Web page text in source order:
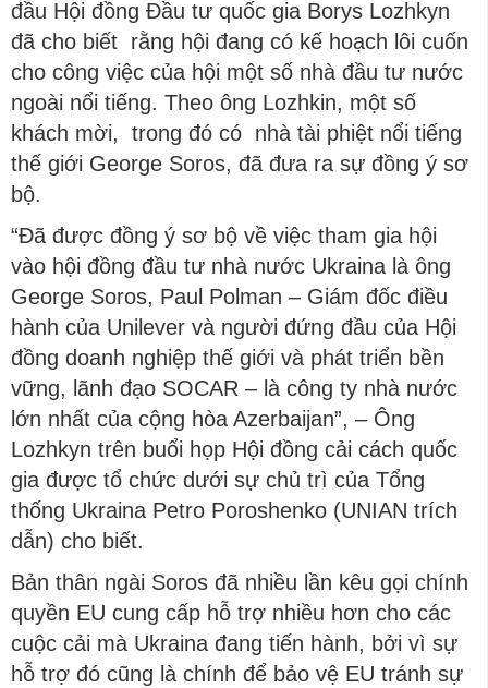
đầu Hội đồng Đầu tư quốc gia Borys Lozhkyn
đã cho biết rằng hội đang có kế hoạch lôi cuốn
cho công việc của hội một số nhà đầu tư nước
ngoài nổi tiếng. Theo ông Lozhkin, một số
khách mời, trong đó có nhà tài phiệt nổi tiếng
thế giới George Soros, đã đưa ra sự đồng ý sơ
bộ.
“Đã được đồng ý sơ bộ về việc tham gia hội
vào hội đồng đầu tư nhà nước Ukraina là ông
George Soros, Paul Polman – Giám đốc điều
hành của Unilever và người đứng đầu của Hội
đồng doanh nghiệp thế giới và phát triển bền
vững, lãnh đạo SOCAR – là công ty nhà nước
lớn nhất của cộng hòa Azerbaijan”, – Ông
Lozhkyn trên buổi họp Hội đồng cải cách quốc
gia được tổ chức dưới sự chủ trì của Tổng
thống Ukraina Petro Poroshenko (UNIAN trích
dẫn) cho biết.
Bản thân ngài Soros đã nhiều lần kêu gọi chính
quyền EU cung cấp hỗ trợ nhiều hơn cho các
cuộc cải mà Ukraina đang tiến hành, bởi vì sự
hỗ trợ đó cũng là chính để bảo vệ EU tránh sự